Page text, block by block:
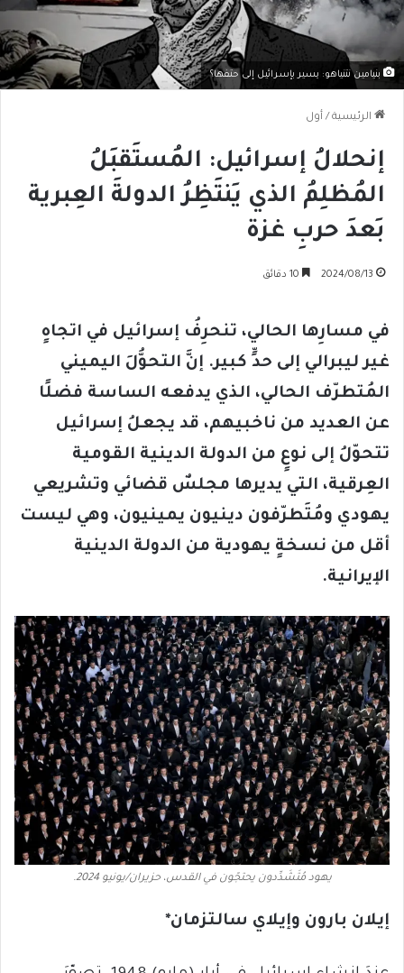
بنيامين نتنياهو: يسير بإسرائيل إلى حتفها؟
الرئيسية / أول
إنحلالُ إسرائيل: المُستَقبَلُ
المُظلِمُ الذي يَنتَظِرُ الدولةَ العِبرية
بَعدَ حربِ غزة
2024/08/13
في مسارِها الحالي، تنحرِفُ إسرائيل في اتجاهٍ
غير ليبرالي إلى حدٍّ كبير. إنَّ التحوُّلَ اليميني
المُتطرّف الحالي، الذي يدفعه الساسة فضلًا
عن العديد من ناخبيهم، قد يجعلُ إسرائيل
تتحوّلُ إلى نوعٍ من الدولة الدينية القومية
العِرقية، التي يديرها مجلسٌ قضائي وتشريعي
يهودي ومُتَطرّفون دينيون يمينيون، وهي ليست
أقل من نسخةٍ يهودية من الدولة الدينية
الإيرانية.
يهود مُتَشَدِّدون يحتجّون في القدس، حزيران/يونيو 2024.
إيلان بارون وإيلاي سالتزمان*